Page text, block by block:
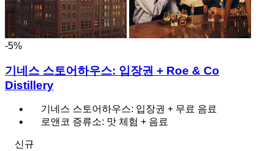
-5%
기네스 스토어하우스: 입장권 + Roe & Co
Distillery
기네스 스토어하우스: 입장권 + 무료 음료
로앤코 증류소: 맛 체험 + 음료
신규